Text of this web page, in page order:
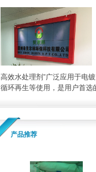
高效水处理剂”广泛应用于电
循环再生等使用，是用户首选
产品推荐